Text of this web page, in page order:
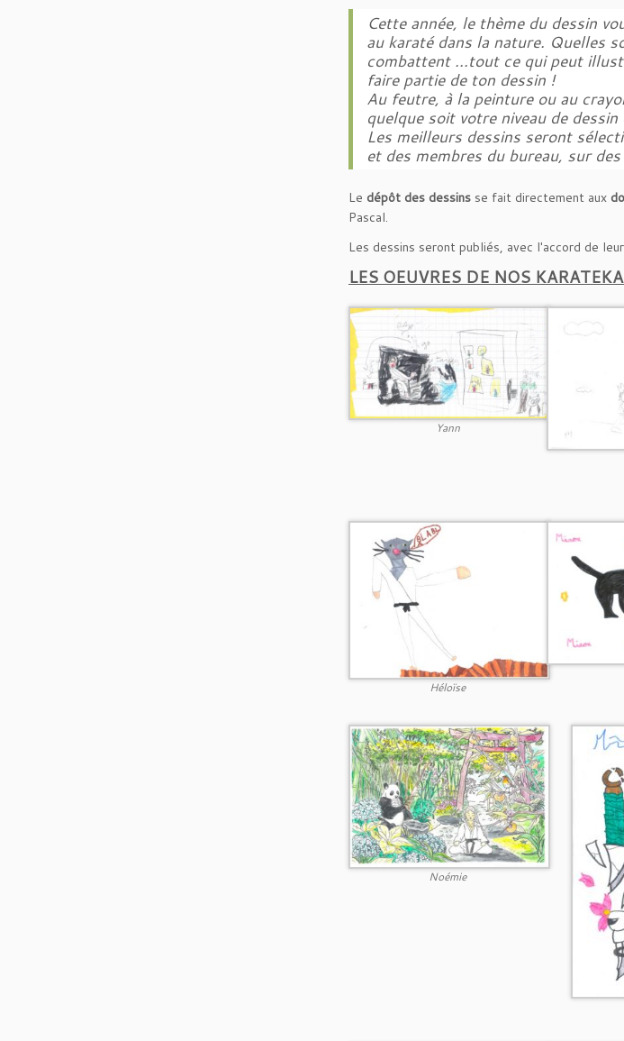
Cette année, le thème du dessin
au karaté dans la nature. Quelles
combattent ...tout ce qui peut
faire partie de ton dessin !
Au feutre, à la peinture ou au
quelque soit votre niveau de
Les meilleurs dessins seront
et des membres du bureau, sur
Le dépôt des dessins se fait directement aux
Pascal.
Les dessins seront publiés, avec l'accord de
LES OEUVRES DE NOS
Yann
Héloïse
Noémie